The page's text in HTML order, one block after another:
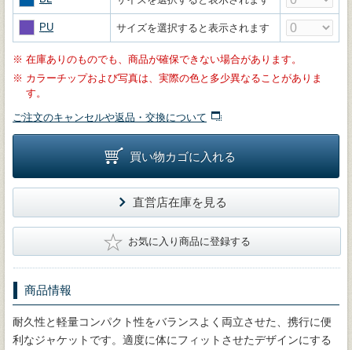
PU サイズを選択すると表示されます
※ 在庫ありのものでも、商品が確保できない場合があります。
※ カラーチップおよび写真は、実際の色と多少異なることがありま
す。
ご注文のキャンセルや返品・交換について
買い物カゴに入れる
直営店在庫を見る
★ お気に入り商品に登録する
商品情報
耐久性と軽量コンパクト性をバランスよく両立させた、携行に便
利なジャケットです。適度に体にフィットさせたデザインにする